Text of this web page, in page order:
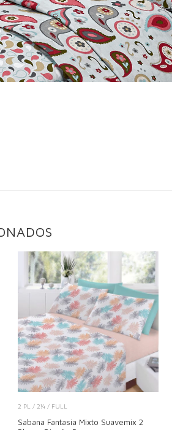
2 PL / 2¼ / FULL
Sabana Fantasia Mixto Suavemix 2